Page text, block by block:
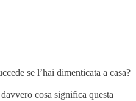
se l’hai dimenticata a casa?
cosa significa questa